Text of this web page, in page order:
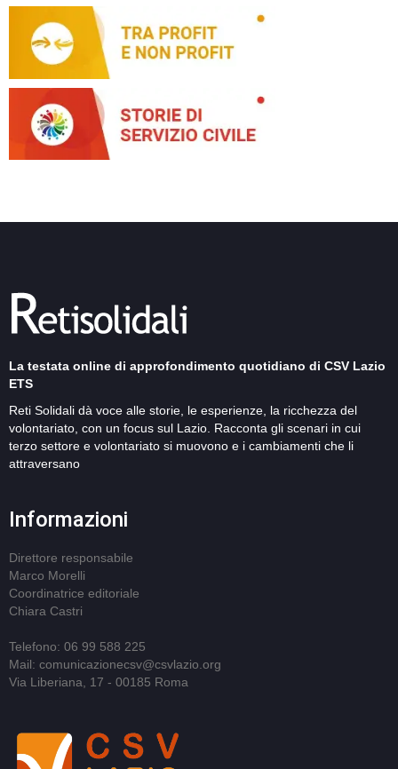
La testata online di approfondimento quotidiano di CSV Lazio
ETS
Reti Solidali dà voce alle storie, le esperienze, la ricchezza del
volontariato, con un focus sul Lazio. Racconta gli scenari in cui
terzo settore e volontariato si muovono e i cambiamenti che li
attraversano
Informazioni
Direttore responsabile
Marco Morelli
Coordinatrice editoriale
Chiara Castri
Telefono: 06 99 588 225
Mail: comunicazionecsv@csvlazio.org
Via Liberiana, 17 - 00185 Roma